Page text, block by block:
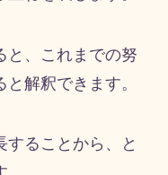
と、これまでの努
解釈できます。
ることから、と